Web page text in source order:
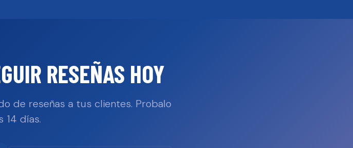
RESEÑAS HOY
de reseñas a tus clientes. Probalo
14 días.